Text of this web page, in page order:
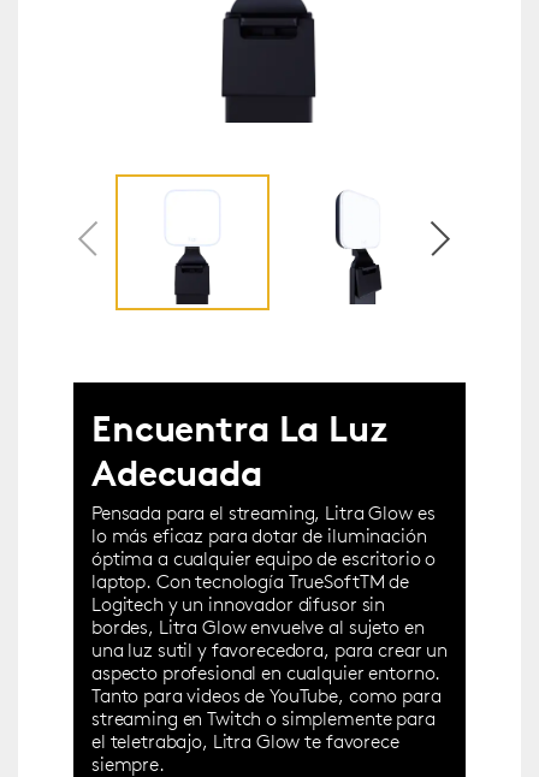
Encuentra La Luz
Adecuada
Pensada para el streaming, Litra Glow es
lo más eficaz para dotar de iluminación
óptima a cualquier equipo de escritorio o
laptop. Con tecnología TrueSoftTM de
Logitech y un innovador difusor sin
bordes, Litra Glow envuelve al sujeto en
una luz sutil y favorecedora, para crear un
aspecto profesional en cualquier entorno.
Tanto para videos de YouTube, como para
streaming en Twitch o simplemente para
el teletrabajo, Litra Glow te favorece
siempre.